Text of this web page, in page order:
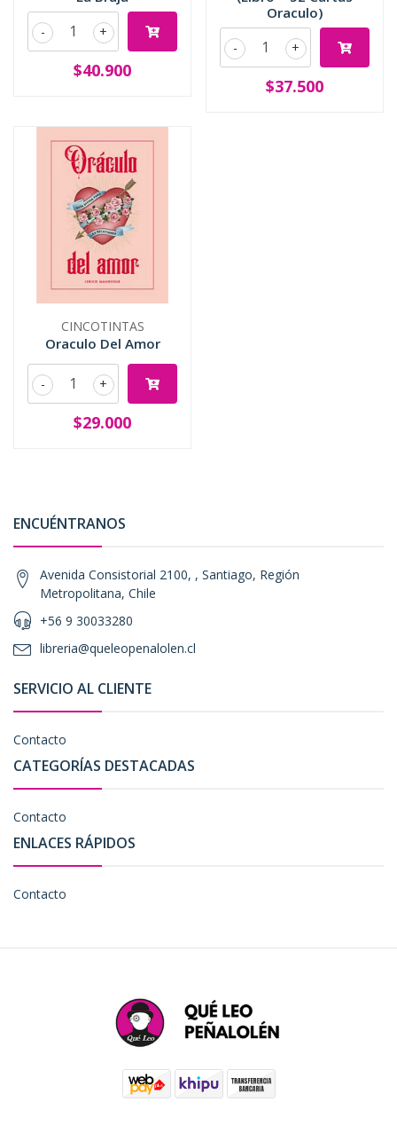
+
-
$40.900
Oraculo)
+
-
$37.500
CINCOTINTAS
Oraculo Del Amor
+
-
$29.000
ENCUÉNTRANOS
Avenida Consistorial 2100, , Santiago, Región
Metropolitana, Chile
+56 9 30033280
libreria@queleopenalolen.cl
SERVICIO AL CLIENTE
Contacto
CATEGORÍAS DESTACADAS
Contacto
ENLACES RÁPIDOS
Contacto